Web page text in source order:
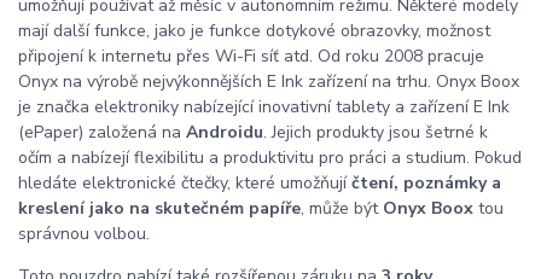
umožňují používat až měsíc v autonomním režimu. Některé modely
mají další funkce, jako je funkce dotykové obrazovky, možnost
připojení k internetu přes Wi-Fi síť atd. Od roku 2008 pracuje
Onyx na výrobě nejvýkonnějších E Ink zařízení na trhu. Onyx Boox
je značka elektroniky nabízející inovativní tablety a zařízení E Ink
(ePaper) založená na Androidu. Jejich produkty jsou šetrné k
očím a nabízejí flexibilitu a produktivitu pro práci a studium. Pokud
hledáte elektronické čtečky, které umožňujíčtení, poznámky a
kreslení jako na skutečném papíře, může být Onyx Boox tou
správnou volbou.